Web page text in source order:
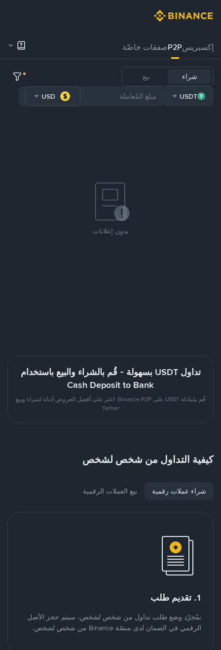
إكسبريسP2Pصفقات خاصّة
شراء بيع
USDT
USD
بدون إعلانات
تداول USDT بسهولة - قُم بالشراء والبيع باستخدام
Cash Deposit to Bank
قُم بمُبادلة USDT على Binance P2P. اعثر على أفضل العروض أدناه لشراء وبيع
Tether
كيفية التداول من شخص لشخص
شراء عملات رقمية بيع العملات الرقمية
1. تقديم طلب
بمُجرّد وضع طلب تداول من شخص لشخص، سيتم حجز الأصل
الرقمي في الضمان لدى منصّة Binance من شخص لشخص.